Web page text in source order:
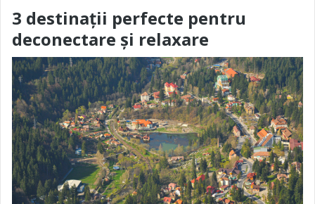
3 destinații perfecte pentru
deconectare și relaxare